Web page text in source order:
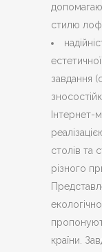
стилю
завдання
Інтернет-
столів та
різного
країни.